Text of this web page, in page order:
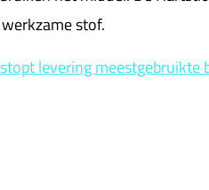
stof.
levering